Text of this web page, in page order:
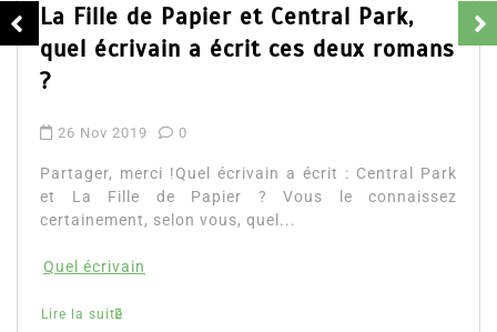
La Fille de Papier et Central Park,
quel écrivain a écrit ces deux romans
?
26 Nov 2019 0
Partager, merci !Quel écrivain a écrit : Central Park
et La Fille de Papier ? Vous le connaissez
certainement, selon vous, quel...
Quel écrivain
Lire la suite